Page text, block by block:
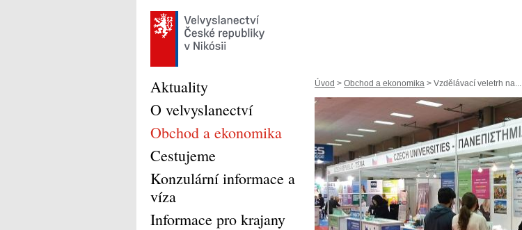
Úvod > Obchod a ekonomika > Vzdělávací veletrh na...
Aktuality
O velvyslanectví
Obchod a ekonomika
Cestujeme
Konzulární informace a
víza
Informace pro krajany